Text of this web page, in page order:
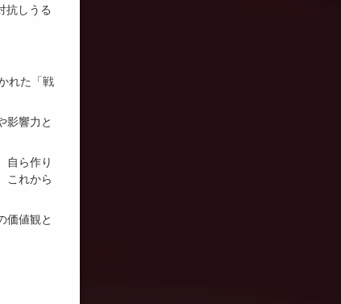
抗しうる
れた「戦
影響力と
自ら作り
これから
価値観と